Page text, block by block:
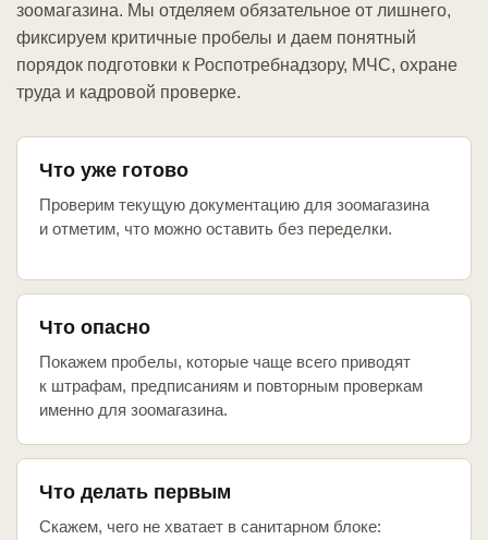
зоомагазина. Мы отделяем обязательное от лишнего,
фиксируем критичные пробелы и даем понятный
порядок подготовки к Роспотребнадзору, МЧС, охране
труда и кадровой проверке.
Что уже готово
Проверим текущую документацию для зоомагазина
и отметим, что можно оставить без переделки.
Что опасно
Покажем пробелы, которые чаще всего приводят
к штрафам, предписаниям и повторным проверкам
именно для зоомагазина.
Что делать первым
Скажем, чего не хватает в санитарном блоке: